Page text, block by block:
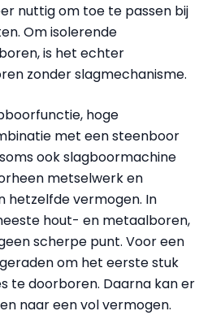
nuttig om toe te passen bij
Om isolerende
is het echter
zonder slagmechanisme.
hoge
met een steenboor
ook slagboormachine
metselwerk en
hetzelfde vermogen. In
hout- en metaalboren,
scherpe punt. Voor een
om het eerste stuk
te doorboren. Daarna kan er
naar een vol vermogen.